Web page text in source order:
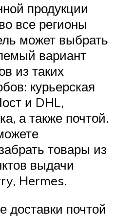
продукции
все регионы
может выбрать
вариант
из таких
курьерская
и DHL,
а также почтой.
товары из
выдачи
Hermes.
доставки почтой